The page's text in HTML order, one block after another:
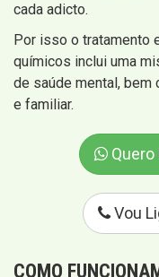
cada adicto.
Por isso o tratamento
químicos inclui uma
de saúde mental,
e familiar.
Quero
Vou
COMO